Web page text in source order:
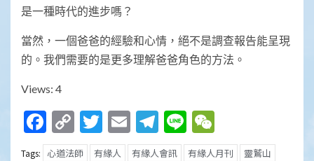
是一種時代的進步嗎？
當然，一個爸爸的經驗和心情，絕不是調查報告能呈現
的。我們需要的是更多理解爸爸角色的方法。
Views: 4
Facebook
Copy
Link
Twitter
EmailTelegram
Line
Tags: 心道法師 有緣人 有緣人會訊 有緣人月刊 靈鷲山